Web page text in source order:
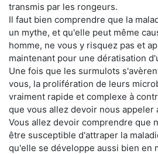
transmis par les rongeurs.
Il faut bien comprendre que la
un mythe, et qu'elle peut même
homme, ne vous y risquez pas et
maintenant pour une dératisation
Une fois que les surmulots
vous, la prolifération de leurs
vraiment rapide et complexe à
que vous allez devoir nous appeler
Vous allez devoir comprendre que
être susceptible d'attraper la
qu'elle se développe aussi bien en